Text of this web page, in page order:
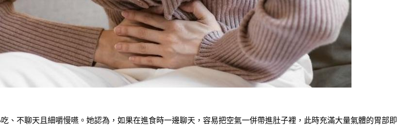
、不聊天且細嚼慢嚥。她認為，如果在進食時一邊聊天，容易把空氣一併帶進肚子裡，此時充滿大量氣體的胃部即